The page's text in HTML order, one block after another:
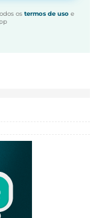
os termos de usoe